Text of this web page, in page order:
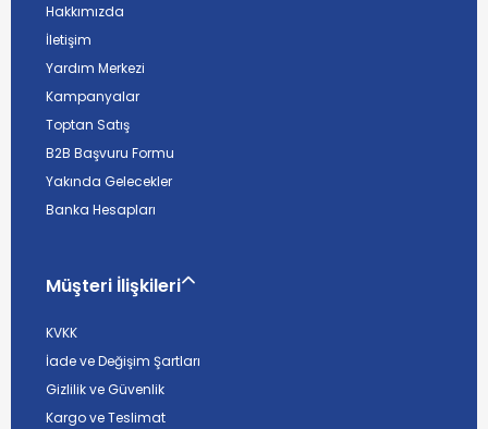
Hakkımızda
İletişim
Yardım Merkezi
Kampanyalar
Toptan Satış
B2B Başvuru Formu
Yakında Gelecekler
Banka Hesapları
Müşteri İlişkileri
KVKK
İade ve Değişim Şartları
Gizlilik ve Güvenlik
Kargo ve Teslimat